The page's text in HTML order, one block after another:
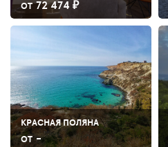
ОТ 72 474 ₽
КРАСНАЯ ПОЛЯНА
ОТ -